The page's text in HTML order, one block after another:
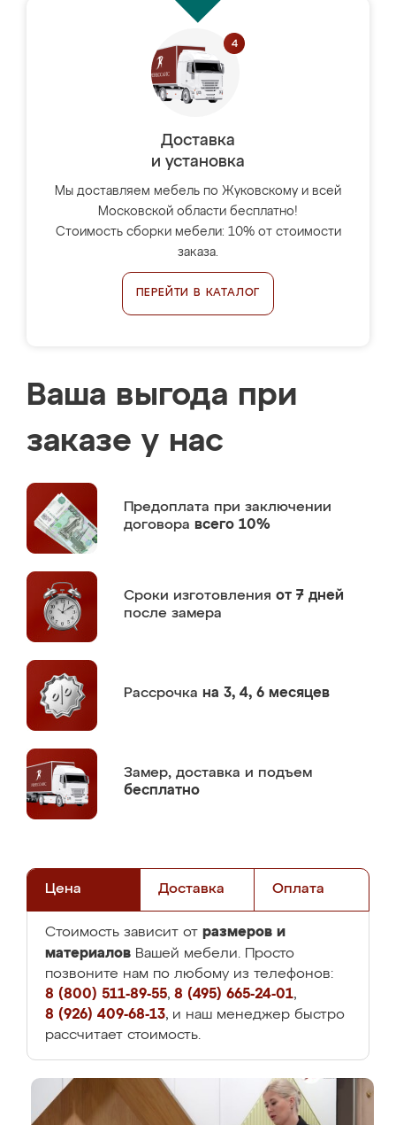
Доставка
и установка
Мы доставляем мебель по Жуковскому и всей
Московской области бесплатно!
Стоимость сборки мебели: 10% от стоимости
заказа.
ПЕРЕЙТИ В КАТАЛОГ
Ваша выгода при
заказе у нас
Предоплата при заключении
договора всего 10%
Сроки изготовления от 7 дней
после замера
Рассрочка на 3, 4, 6 месяцев
Замер, доставка и подъем
бесплатно
Цена Доставка Оплата
Стоимость зависит от размеров и
материалов Вашей мебели. Просто
позвоните нам по любому из телефонов:
8 (800) 511-89-55, 8 (495) 665-24-01,
8 (926) 409-68-13, и наш менеджер быстро
рассчитает стоимость.